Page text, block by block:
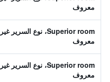
معروف
Superior room، نوع السرير غير
معروف
Superior room، نوع السرير غير
معروف